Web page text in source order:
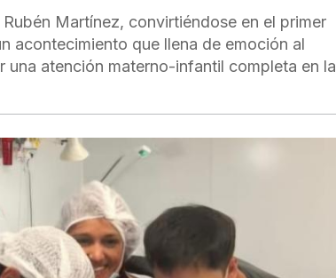
Martínez, convirtiéndose en el primer
acontecimiento que llena de emoción al
atención materno-infantil completa en la